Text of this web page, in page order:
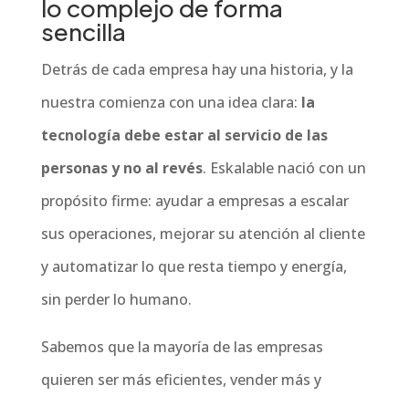
lo complejo de forma
sencilla
Detrás de cada empresa hay una historia, y la
nuestra comienza con una idea clara: la
tecnología debe estar al servicio de las
personas y no al revés. Eskalable nació con un
propósito firme: ayudar a empresas a escalar
sus operaciones, mejorar su atención al cliente
y automatizar lo que resta tiempo y energía,
sin perder lo humano.
Sabemos que la mayoría de las empresas
quieren ser más eficientes, vender más y